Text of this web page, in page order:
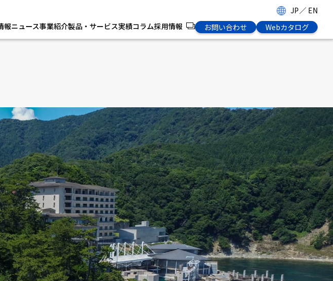
JP／ EN
報ニュース事業紹介製品・サービス実績コラム採用情報 お問い合わせ Webカタログ